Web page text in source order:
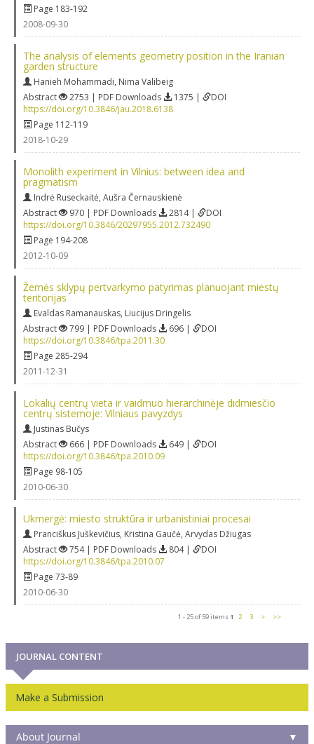
Page 183-192
2008-09-30
The analysis of elements geometry position in the Iranian
garden structure
Hanieh Mohammadi, Nima Valibeig
Abstract
2753 | PDF Downloads 1375 |
DOI
https://doi.org/10.3846/jau.2018.6138
Page 112-119
2018-10-29
Monolith experiment in Vilnius: between idea and
pragmatism
Indrė Ruseckaitė, Aušra Černauskienė
Abstract
970 | PDF Downloads 2814 |
DOI
https://doi.org/10.3846/20297955.2012.732490
Page 194-208
2012-10-09
Žemės sklypų pertvarkymo patyrimas planuojant miestų
teritorijas
Evaldas Ramanauskas, Liucijus Dringelis
Abstract
799 | PDF Downloads 696 |
DOI
https://doi.org/10.3846/tpa.2011.30
Page 285-294
2011-12-31
Lokalių centrų vieta ir vaidmuo hierarchinėje didmiesčio
centrų sistemoje: Vilniaus pavyzdys
Justinas Bučys
Abstract
666 | PDF Downloads 649 |
DOI
https://doi.org/10.3846/tpa.2010.09
Page 98-105
2010-06-30
Ukmergė: miesto struktūra ir urbanistiniai procesai
Pranciškus Juškevičius, Kristina Gaučė, Arvydas Džiugas
Abstract
754 | PDF Downloads 804 |
DOI
https://doi.org/10.3846/tpa.2010.07
Page 73-89
2010-06-30
1 - 25 of 59 items 1 2 3 > >>
JOURNAL CONTENT
Make a Submission
About Journal ▼